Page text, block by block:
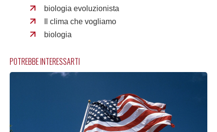
biologia evoluzionista
Il clima che vogliamo
biologia
POTREBBE INTERESSARTI